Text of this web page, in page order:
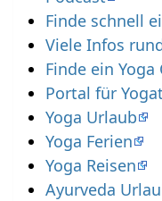
Finde schnell
Viele Infos
Finde ein
Portal für
Yoga Urlaub
Yoga Ferien
Yoga Reisen
Ayurveda